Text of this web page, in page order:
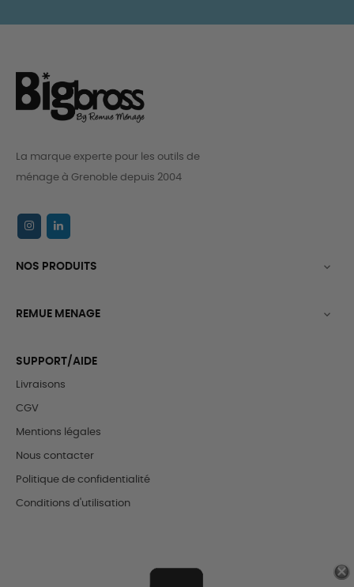
La marque experte pour les outils de
ménage à Grenoble depuis 2004
NOS PRODUITS 
REMUE MENAGE 
SUPPORT/AIDE
Livraisons
CGV
Mentions légales
Nous contacter
Politique de confidentialité
Conditions d'utilisation